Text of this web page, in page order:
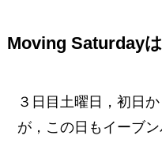
Moving Saturdayは
３日目土曜日，初日
が，この日もイーブ